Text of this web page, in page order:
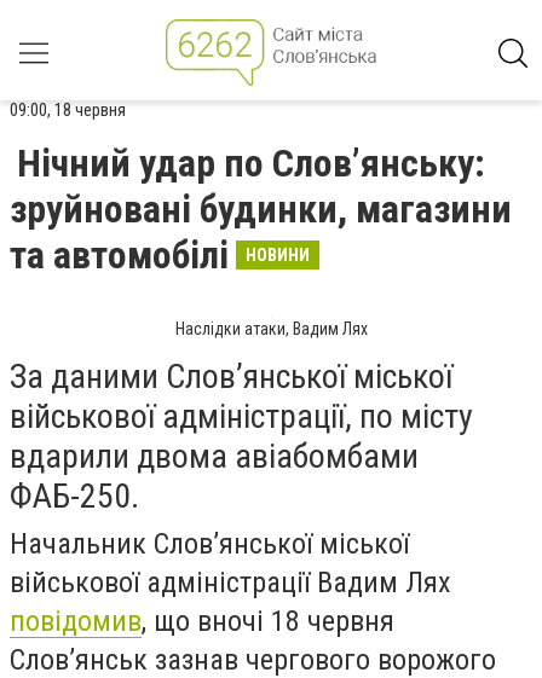
09:00, 18 червня
Нічний удар по Слов’янську:
зруйновані будинки, магазини
та автомобілі
НОВИНИ
Наслідки атаки, Вадим Лях
За даними Слов’янської міської
військової адміністрації, по місту
вдарили двома авіабомбами
ФАБ-250.
Начальник Слов’янської міської
військової адміністрації Вадим Лях
повідомив, що вночі 18 червня
Слов’янськ зазнав чергового ворожого